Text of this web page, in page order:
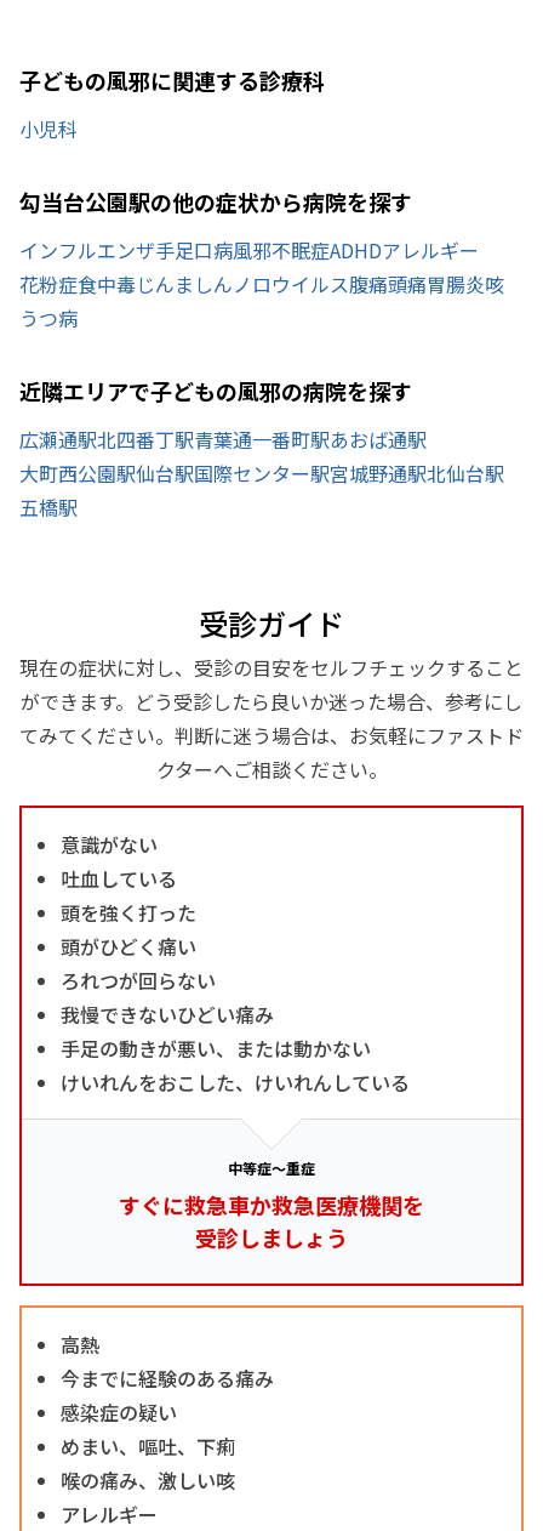
子どもの風邪に関連する診療科
小児科
勾当台公園駅の他の症状から病院を探す
インフルエンザ手足口病風邪不眠症ADHDアレルギー
花粉症食中毒じんましんノロウイルス腹痛頭痛胃腸炎咳
うつ病
近隣エリアで子どもの風邪の病院を探す
広瀬通駅北四番丁駅青葉通一番町駅あおば通駅
大町西公園駅仙台駅国際センター駅宮城野通駅北仙台駅
五橋駅
受診ガイド
現在の症状に対し、受診の目安をセルフチェックすること
ができます。どう受診したら良いか迷った場合、参考にし
てみてください。判断に迷う場合は、お気軽にファストド
クターへご相談ください。
意識がない
吐血している
頭を強く打った
頭がひどく痛い
ろれつが回らない
我慢できないひどい痛み
手足の動きが悪い、または動かない
けいれんをおこした、けいれんしている
中等症～重症
すぐに救急車か救急医療機関を
受診しましょう
高熱
今までに経験のある痛み
感染症の疑い
めまい、嘔吐、下痢
喉の痛み、激しい咳
アレルギー